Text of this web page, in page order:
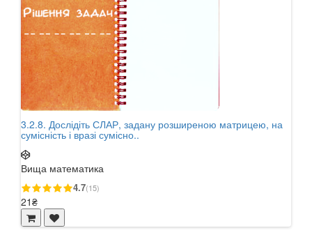
3.2.8. Дослідіть СЛАР, задану розширеною матрицею, на
сумісність і вразі сумісно..
Вища математика
4.7(15)
21₴